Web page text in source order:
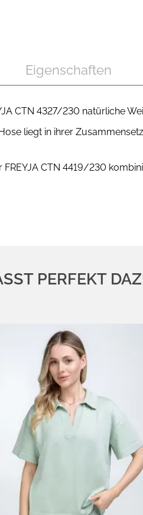
Eigenschaften
CTN 4327/230 natürliche
liegt in ihrer
CTN 4419/230
PERFEKT